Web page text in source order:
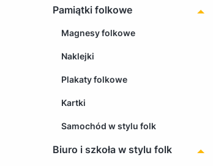
Pamiątki folkowe
Magnesy folkowe
Naklejki
Plakaty folkowe
Kartki
Samochód w stylu folk
Biuro i szkoła w stylu folk